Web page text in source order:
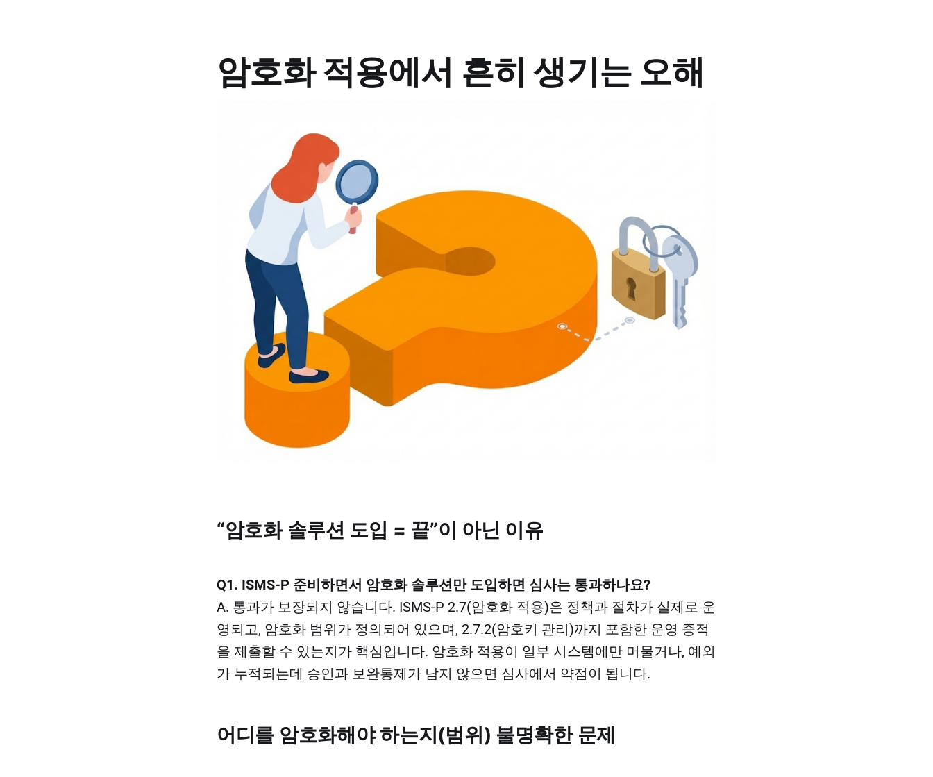
암호화 적용에서 흔히 생기는 오해
“암호화 솔루션 도입 = 끝”이 아닌 이유
Q1. ISMS-P 준비하면서 암호화 솔루션만 도입하면 심사는 통과하나요?
A. 통과가 보장되지 않습니다. ISMS-P 2.7(암호화 적용)은 정책과 절차가 실제로 운
영되고, 암호화 범위가 정의되어 있으며, 2.7.2(암호키 관리)까지 포함한 운영 증적
을 제출할 수 있는지가 핵심입니다. 암호화 적용이 일부 시스템에만 머물거나, 예외
가 누적되는데 승인과 보완통제가 남지 않으면 심사에서 약점이 됩니다.
어디를 암호화해야 하는지(범위) 불명확한 문제